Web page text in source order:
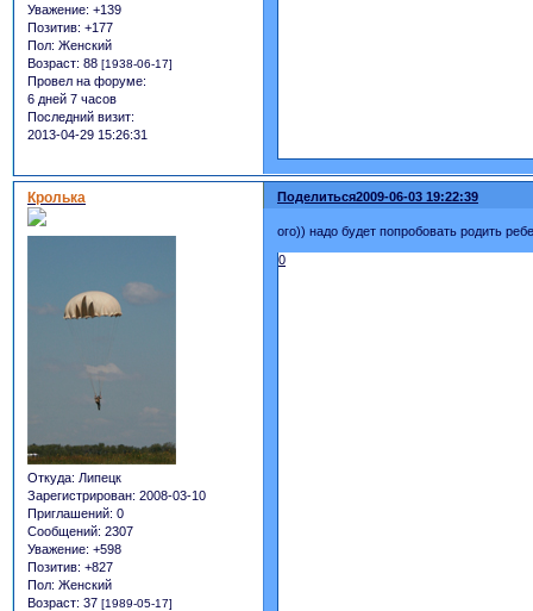
Уважение: +139
Позитив: +177
Пол: Женский
Возраст: 88 [1938-06-17]
Провел на форуме:
6 дней 7 часов
Последний визит:
2013-04-29 15:26:31
Поделиться2009-06-03 19:22:39
Кролька
Откуда: Липецк
Зарегистрирован: 2008-03-10
Приглашений: 0
Сообщений: 2307
Уважение: +598
Позитив: +827
Пол: Женский
Возраст: 37 [1989-05-17]
ого)) надо будет попробовать родить
0